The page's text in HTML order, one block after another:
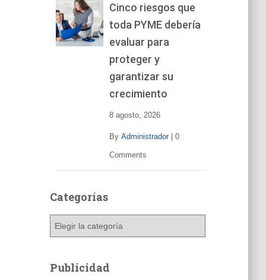
Cinco riesgos que
toda PYME debería
evaluar para
proteger y
garantizar su
crecimiento
8 agosto, 2026
By Administrador| 0
Comments
Categorías
g
Publicidad